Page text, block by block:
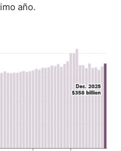
año.